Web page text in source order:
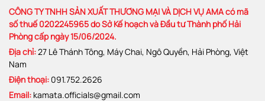
CÔNG TY TNHH SẢN XUẤT THƯƠNG MẠI VÀ DỊCH VỤ AMA có mã
số thuế 0202245965 do Sở Kế hoạch và Đầu tư Thành phố Hải
Phòng cấp ngày 15/06/2024.
Địa chỉ:27 Lê Thánh Tông, Máy Chai, Ngô Quyền, Hải Phòng, Việt
Nam
Điện thoại: 091.752.2626
Email: kamata.officials@gmail.com